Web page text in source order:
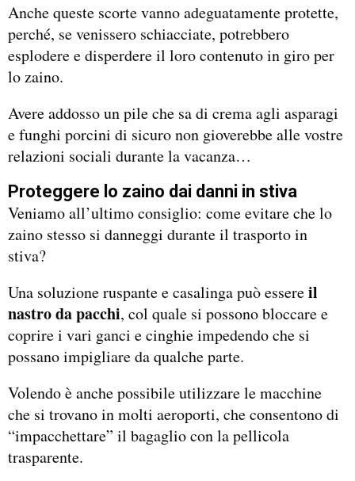
Anche queste scorte vanno adeguatamente protette,
perché, se venissero schiacciate, potrebbero
esplodere e disperdere il loro contenuto in giro per
lo zaino.
Avere addosso un pile che sa di crema agli asparagi
e funghi porcini di sicuro non gioverebbe alle vostre
relazioni sociali durante la vacanza…
Proteggere lo zaino dai danni in stiva
Veniamo all’ultimo consiglio: come evitare che lo
zaino stesso si danneggi durante il trasporto in
stiva?
Una soluzione ruspante e casalinga può essereil
nastro da pacchi, col quale si possono bloccare e
coprire i vari ganci e cinghie impedendo che si
possano impigliare da qualche parte.
Volendo è anche possibile utilizzare le macchine
che si trovano in molti aeroporti, che consentono di
“impacchettare” il bagaglio con la pellicola
trasparente.